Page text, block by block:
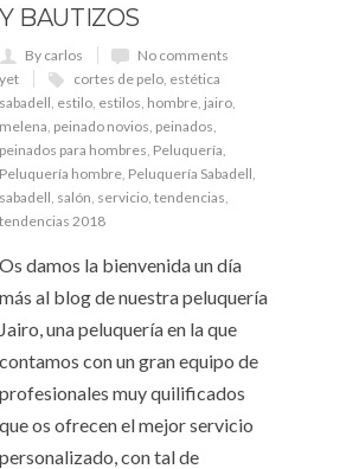
Y BAUTIZOS
By carlos
No comments
yet
cortes de pelo, estética
sabadell, estilo, estilos, hombre, jairo,
melena, peinado novios, peinados,
peinados para hombres, Peluquería,
Peluquería hombre, Peluquería Sabadell,
sabadell, salón, servicio, tendencias,
tendencias 2018
Os damos la bienvenida un día
más al blog de nuestra peluquería
Jairo, una peluquería en la que
contamos con un gran equipo de
profesionales muy quilificados
que os ofrecen el mejor servicio
personalizado, con tal de